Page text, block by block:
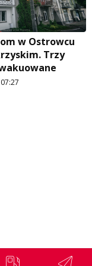
NA w Ostrowcu
Trzy